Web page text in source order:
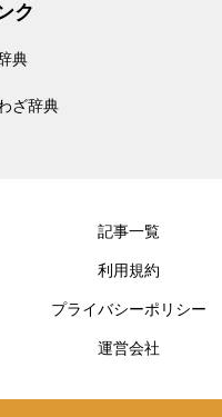
ク
典
ざ辞典
記事一覧
利用規約
プライバシーポリシー
運営会社